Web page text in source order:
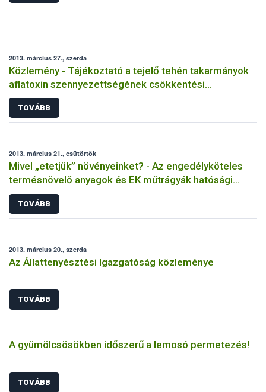
2013. március 27., szerda
Közlemény - Tájékoztató a tejelő tehén takarmányok
aflatoxin szennyezettségének csökkentési
lehetőségeiről
TOVÁBB
2013. március 21., csütörtök
Mivel „etetjük” növényeinket? - Az engedélyköteles
termésnövelő anyagok és EK műtrágyák hatósági
ellenőrzésének 2012-es tapasztalatai
TOVÁBB
2013. március 20., szerda
Az Állattenyésztési Igazgatóság közleménye
TOVÁBB
A gyümölcsösökben időszerű a lemosó permetezés!
TOVÁBB